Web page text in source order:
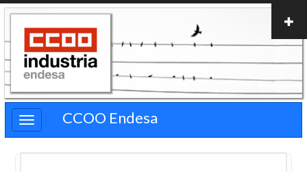
Pasar
contenido
principal
CCOO Endesa